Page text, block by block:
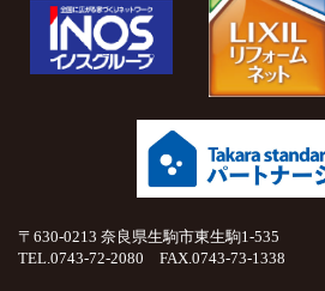
〒630-0213 奈良県生駒市東生駒1-535
TEL.0743-72-2080 FAX.0743-73-1338